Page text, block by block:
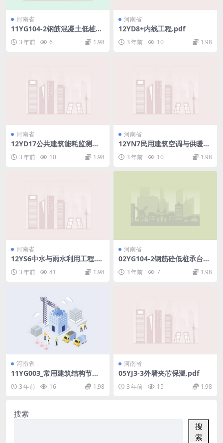
河南省
11YG104-2钢筋混凝土低桩承
3 年前 6 1.98
河南省
12YD8+内线工程.pdf
3 年前 10 1.98
河南省
12YD17公共建筑能耗监测及
3 年前 10 1.98
河南省
12YN7民用建筑空调与供暖冷
3 年前 10 1.98
河南省
12YS6中水与雨水利用工程.p
3 年前 41 1.98
河南省
02YG104-2钢筋砼低桩承台
3 年前 7 1.98
河南省
11YG003_常用建筑结构节点
3 年前 16 1.98
河南省
05YJ3-3外墙夹芯保温.pdf
3 年前 15 1.98
搜索
搜
索